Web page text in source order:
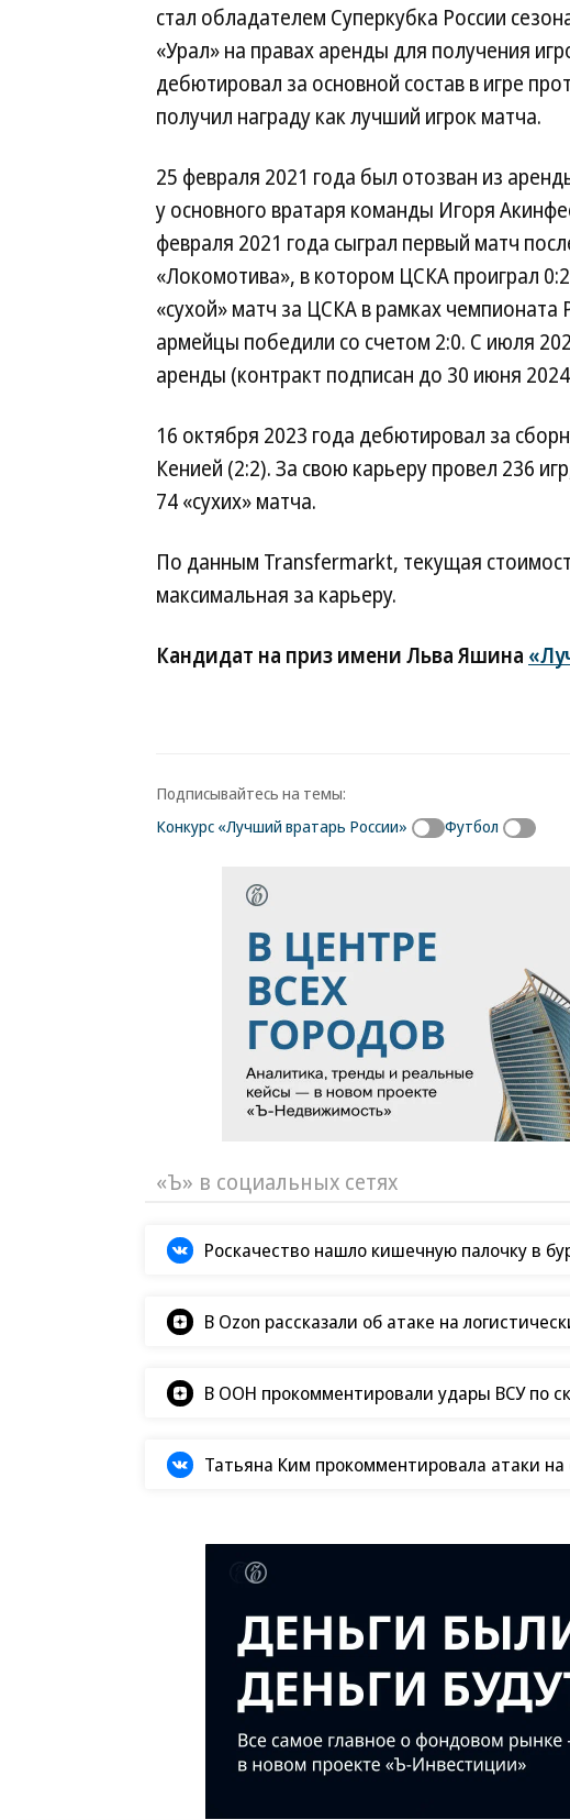
стал обладателем Суперкубка России
«Урал» на правах аренды для получения
дебютировал за основной состав в игре
получил награду как лучший игрок матча.
25 февраля 2021 года был отозван из
у основного вратаря команды Игоря
февраля 2021 года сыграл первый матч
«Локомотива», в котором ЦСКА проиграл
«сухой» матч за ЦСКА в рамках чемпионата
армейцы победили со счетом 2:0. С июля
аренды (контракт подписан до 30 июня
16 октября 2023 года дебютировал за
Кенией (2:2). За свою карьеру провел 236
74 «сухих» матча.
По данным Transfermarkt, текущая
максимальная за карьеру.
Кандидат на приз имени Льва Яшина
Подписывайтесь на темы:
Конкурс «Лучший вратарь России»
Футбол
«Ъ» в социальных сетях
Роскачество нашло кишечную палочку в
В Ozon рассказали об атаке на
В ООН прокомментировали удары ВСУ по
Татьяна Ким прокомментировала атаки